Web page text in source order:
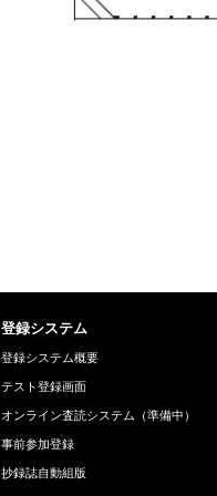
登録システム
登録システム概要
テスト登録画面
オンライン査読システム（準備中）
事前参加登録
抄録誌自動組版